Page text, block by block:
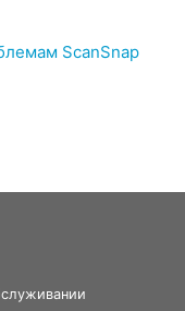
ScanSnap